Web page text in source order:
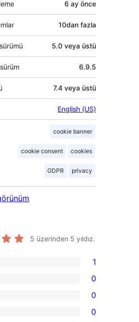
6 ay önce
10dan fazla
5.0 veya üstü
6.9.5
7.4 veya üstü
English (US)
cookie banner
cookie consent cookies
GDPR privacy
5 üzerinden 5 yıldız.
1
0
0
0